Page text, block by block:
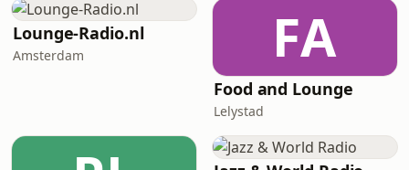
Lounge-Radio.nl
Amsterdam FA
Food and Lounge
Lelystad